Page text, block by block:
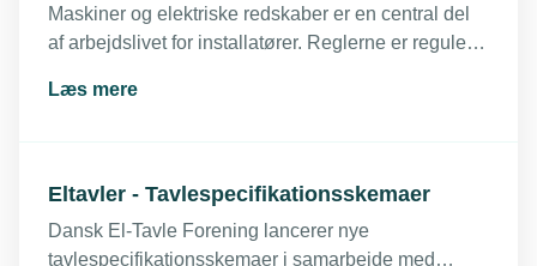
Maskiner og elektriske redskaber er en central del
af arbejdslivet for installatører. Reglerne er reguleret
Læs mere
Eltavler - Tavlespecifikationsskemaer
Dansk El-Tavle Forening lancerer nye
tavlespecifikationsskemaer i samarbejde med